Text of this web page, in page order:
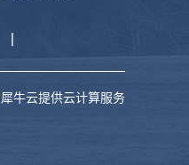
犀牛云提供云计算服务